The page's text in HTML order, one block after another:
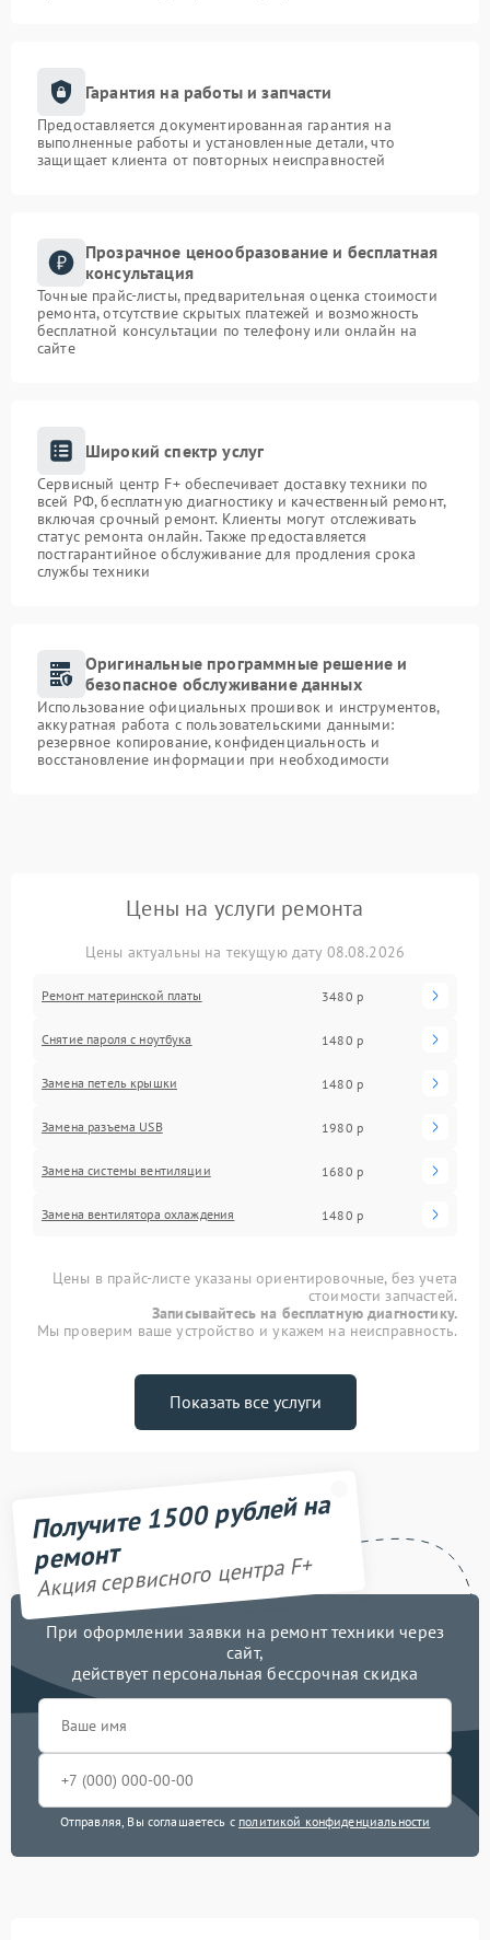
Гарантия на работы и запчасти
Предоставляется документированная гарантия на
выполненные работы и установленные детали, что
защищает клиента от повторных неисправностей
Прозрачное ценообразование и бесплатная
консультация
Точные прайс-листы, предварительная оценка стоимости
ремонта, отсутствие скрытых платежей и возможность
бесплатной консультации по телефону или онлайн на
сайте
Широкий спектр услуг
Сервисный центр F+ обеспечивает доставку техники по
всей РФ, бесплатную диагностику и качественный ремонт,
включая срочный ремонт. Клиенты могут отслеживать
статус ремонта онлайн. Также предоставляется
постгарантийное обслуживание для продления срока
службы техники
Оригинальные программные решение и
безопасное обслуживание данных
Использование официальных прошивок и инструментов,
аккуратная работа с пользовательскими данными:
резервное копирование, конфиденциальность и
восстановление информации при необходимости
Цены на услуги ремонта
Цены актуальны на текущую дату 08.08.2026
Ремонт материнской платы 3480 р
Снятие пароля с ноутбука 1480 р
Замена петель крышки 1480 р
Замена разъема USB 1980 р
Замена системы вентиляции 1680 р
Замена вентилятора охлаждения 1480 р
Цены в прайс-листе указаны ориентировочные, без учета
стоимости запчастей.
Записывайтесь на бесплатную диагностику.
Мы проверим ваше устройство и укажем на неисправность.
Показать все услуги
Получите 1500 рублей на
ремонт
Акция сервисного центра F+
При оформлении заявки на ремонт техники через
сайт,
действует персональная бессрочная скидка
Отправляя, Вы соглашаетесь с политикой конфиденциальности